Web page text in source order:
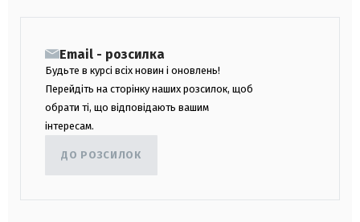
Email - розсилка
Будьте в курсі всіх новин і оновлень!
Перейдіть на сторінку наших розсилок, щоб
обрати ті, що відповідають вашим
інтересам.
ДО РОЗСИЛОК